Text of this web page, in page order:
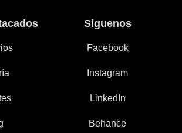
Siguenos
Facebook
Instagram
LinkedIn
Behance